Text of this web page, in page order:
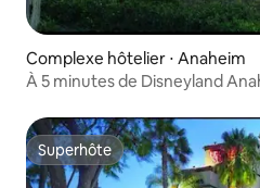
Complexe hôtelier ⋅ Anaheim
À 5 minutes de Disneyland
Superhôte
Superhôte